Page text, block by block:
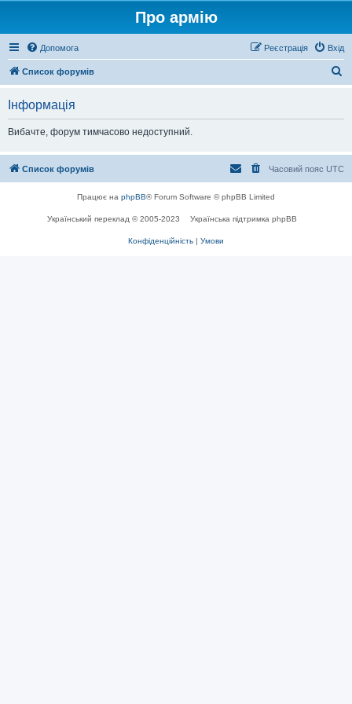
Про армію
Допомога Вхід
Реєстрація
Список форумів
Інформація
Вибачте, форум тимчасово недоступний.
Список форумів Часовий пояс UTC
Працює на phpBB® Forum Software © phpBB Limited
Український переклад © 2005-2023 Українська підтримка phpBB
Конфіденційність | Умови